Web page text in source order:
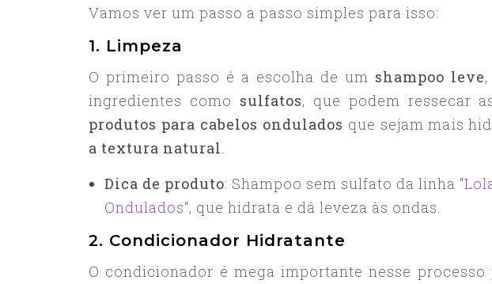
Vamos ver um passo a passo simples para isso:
1. Limpeza
O primeiro passo é a escolha de um shampoo leve
ingredientes como sulfatos, que podem ressecar
produtos para cabelos ondulados que sejam mais
a textura natural
Dica de produto: Shampoo sem sulfato da linha “
Ondulados“, que hidrata e dá leveza às ondas.
2. Condicionador Hidratante
O condicionador é mega importante nesse processo